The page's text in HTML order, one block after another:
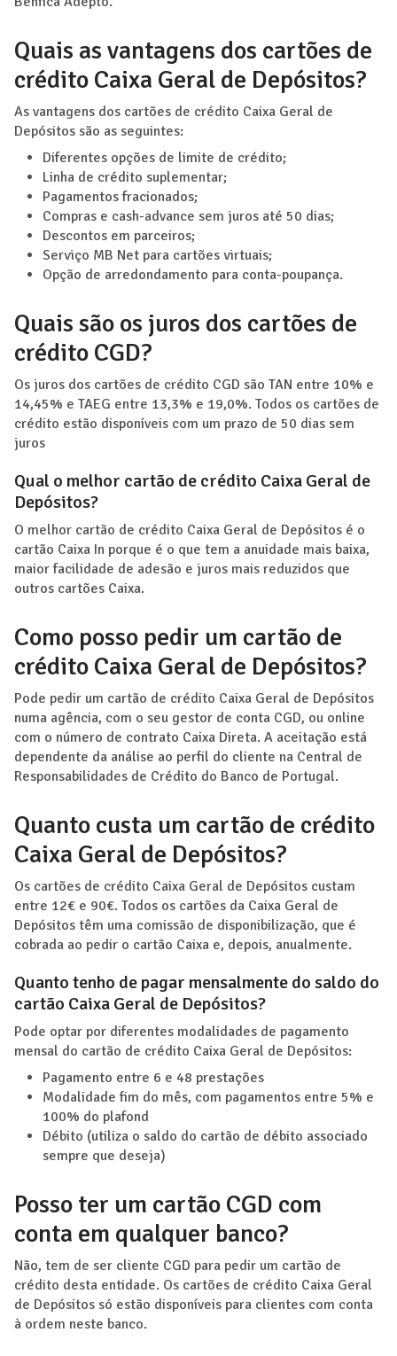
Quais as vantagens dos cartões de
crédito Caixa Geral de Depósitos?
As vantagens dos cartões de crédito Caixa Geral de
Depósitos são as seguintes:
Diferentes opções de limite de crédito;
Linha de crédito suplementar;
Pagamentos fracionados;
Compras e cash-advance sem juros até 50 dias;
Descontos em parceiros;
Serviço MB Net para cartões virtuais;
Opção de arredondamento para conta-poupança.
Quais são os juros dos cartões de
crédito CGD?
Os juros dos cartões de crédito CGD são TAN entre 10% e
14,45% e TAEG entre 13,3% e 19,0%. Todos os cartões de
crédito estão disponíveis com um prazo de 50 dias sem
juros
Qual o melhor cartão de crédito Caixa Geral de
Depósitos?
O melhor cartão de crédito Caixa Geral de Depósitos é o
cartão Caixa In porque é o que tem a anuidade mais baixa,
maior facilidade de adesão e juros mais reduzidos que
outros cartões Caixa.
Como posso pedir um cartão de
crédito Caixa Geral de Depósitos?
Pode pedir um cartão de crédito Caixa Geral de Depósitos
numa agência, com o seu gestor de conta CGD, ou online
com o número de contrato Caixa Direta. A aceitação está
dependente da análise ao perfil do cliente na Central de
Responsabilidades de Crédito do Banco de Portugal.
Quanto custa um cartão de crédito
Caixa Geral de Depósitos?
Os cartões de crédito Caixa Geral de Depósitos custam
entre 12€ e 90€. Todos os cartões da Caixa Geral de
Depósitos têm uma comissão de disponibilização, que é
cobrada ao pedir o cartão Caixa e, depois, anualmente.
Quanto tenho de pagar mensalmente do saldo do
cartão Caixa Geral de Depósitos?
Pode optar por diferentes modalidades de pagamento
mensal do cartão de crédito Caixa Geral de Depósitos:
Pagamento entre 6 e 48 prestações
Modalidade fim do mês, com pagamentos entre 5% e
100% do plafond
Débito (utiliza o saldo do cartão de débito associado
sempre que deseja)
Posso ter um cartão CGD com
conta em qualquer banco?
Não, tem de ser cliente CGD para pedir um cartão de
crédito desta entidade. Os cartões de crédito Caixa Geral
de Depósitos só estão disponíveis para clientes com conta
à ordem neste banco.